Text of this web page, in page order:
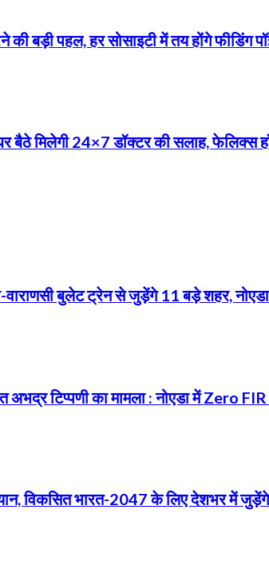
की बड़ी पहल, हर सोसाइटी में तय होंगे फीडिंग
बैठे मिलेगी 24×7 डॉक्टर की सलाह, फेलिक्स
वाराणसी बुलेट ट्रेन से जुड़ेंगे 11 बड़े शहर,
अभद्र टिप्पणी का मामला : नोएडा में Zero
विकसित भारत-2047 के लिए देशभर में जुड़ेंगे